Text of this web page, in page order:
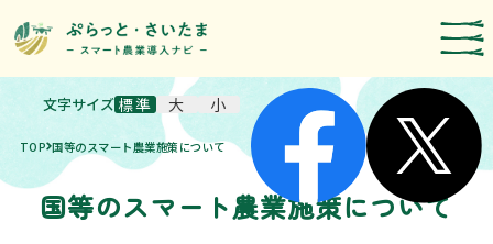
スマート農業技術の紹介
導入事例
農機メーカー検索
TOP 国等のスマート農業施策について
文字サイズ標準 大 小
国等のスマート農業施策について